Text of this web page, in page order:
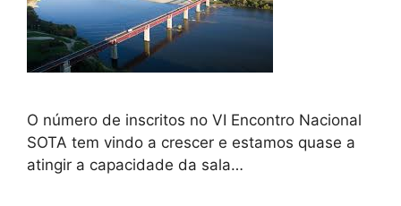
O número de inscritos no VI Encontro Nacional
SOTA tem vindo a crescer e estamos quase a
atingir a capacidade da sala…